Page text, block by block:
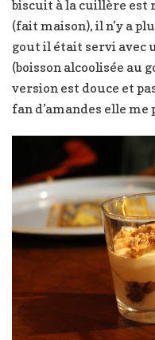
biscuit à la cuillère est
(fait maison), il n’y a
gout il était servi avec
(boisson alcoolisée au
version est douce et
fan d’amandes elle me